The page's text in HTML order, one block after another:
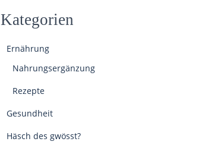
Kategorien
Ernährung
Nahrungsergänzung
Rezepte
Gesundheit
Häsch des gwösst?